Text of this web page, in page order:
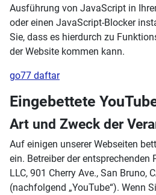
Ausführung von JavaScript in
oder einen JavaScript-Blocker
Sie, dass es hierdurch zu
der Website kommen kann.
go77 daftar
Eingebettete
Art und Zweck der
Auf einigen unserer Webseiten
ein. Betreiber der entsprechenden
LLC, 901 Cherry Ave., San Bruno,
(nachfolgend „YouTube“). Wenn